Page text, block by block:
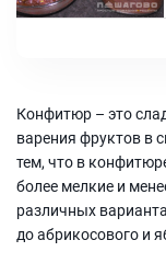
Яйцо куриное,
кукурузный, Масло
Луковый конфитюр -
сладкий соус с
цену, хотя
быстро....
Ингредиенты:
Красный лук, Сахар,
Конфитюр – это
варения фруктов в
тем, что в
более мелкие и
различных
до абрикосового и